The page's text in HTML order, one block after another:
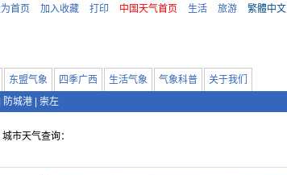
首页 加入收藏 打印 中国天气首页 生活 旅游 繁體中文
东盟气象 四季广西 生活气象 气象科普
关于我们
防城港 崇左
城市天气查询：